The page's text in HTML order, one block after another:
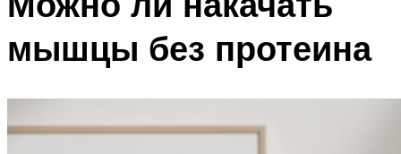
мышцы без протеина